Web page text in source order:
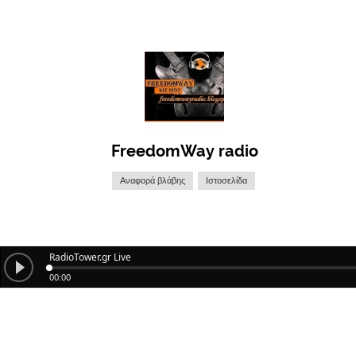
FreedomWay radio
Αναφορά βλάβης Ιστοσελίδα
RadioTower.gr Live
00:00